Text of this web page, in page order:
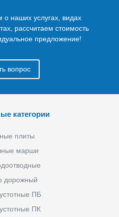
наших услугах, видах
рассчитаем стоимость
предложение!
вопрос
категории
плиты
марши
дорожный
ПБ
ПК